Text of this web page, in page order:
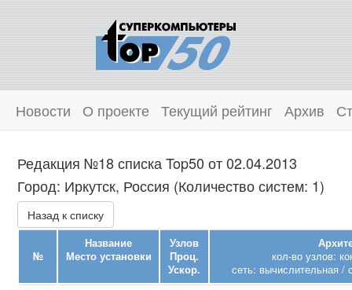
Новости О проекте Текущий рейтинг Архив
Редакция №18 списка Top50 от 02.04.2013
Город: Иркутск, Россия (Количество систем: 1)
Назад к списку
№
Название
Место установки
Узлов
Проц.
Ускор.
кол-во узлов:
сеть: вычислительная /